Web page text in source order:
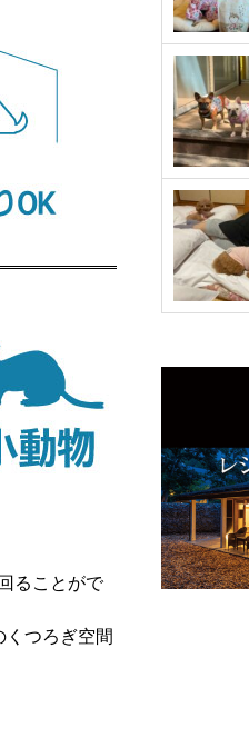
ることがで
つろぎ空間